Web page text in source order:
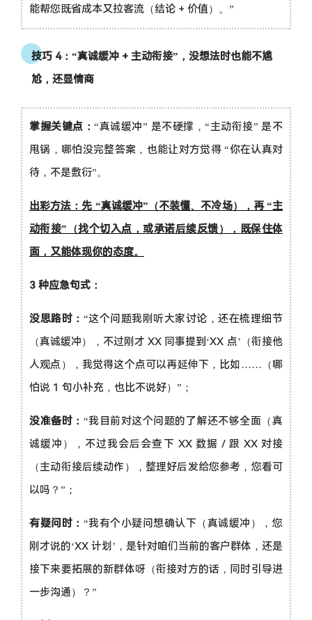
能帮您既省成本又拉客流（结论 + 价值）。”
技巧 4：“真诚缓冲 + 主动衔接”，没想法时也能不尴
尬，还显情商
掌握关键点：“真诚缓冲” 是不硬撑，“主动衔接” 是不
甩锅，哪怕没完整答案，也能让对方觉得 “你在认真对
待，不是敷衍”。
出彩方法：先 “真诚缓冲”（不装懂、不冷场），再 “主
动衔接”（找个切入点，或承诺后续反馈），既保住体
面，又能体现你的态度。
3 种应急句式：
没思路时： “这个问题我刚听大家讨论，还在梳理细节
（真诚缓冲），不过刚才 XX 同事提到‘XX 点’（衔接他
人观点），我觉得这个点可以再延伸下，比如……（哪
怕说 1 句小补充，也比不说好）”；
没准备时： “我目前对这个问题的了解还不够全面（真
诚缓冲），不过我会后会查下 XX 数据 / 跟 XX 对接
（主动衔接后续动作），整理好后发给您参考，您看可
以吗？”；
有疑问时： “我有个小疑问想确认下（真诚缓冲），您
刚才说的‘XX 计划’，是针对咱们当前的客户群体，还是
接下来要拓展的新群体呀（衔接对方的话，同时引导进
一步沟通）？”